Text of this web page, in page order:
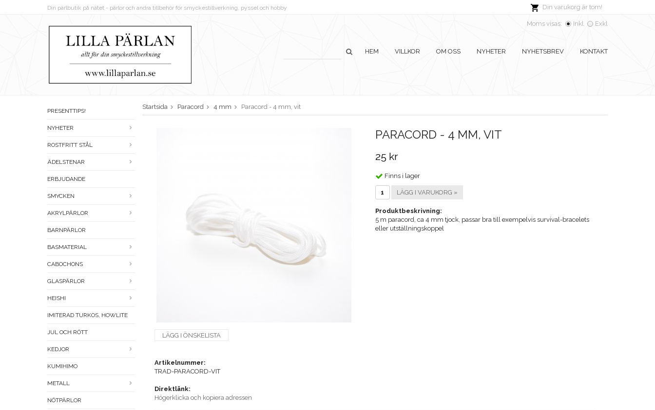
Din varukorg är tom!
Din pärlbutik på nätet - pärlor och andra tillbehör för smyckestillverkning, pyssel och hobby
Moms visas: Inkl Exkl
HEM VILLKOR OM OSS NYHETER NYHETSBREV KONTAKT
PRESENTTIPS!
NYHETER
ROSTFRITT STÅL
ÄDELSTENAR
ERBJUDANDE
SMYCKEN
AKRYLPÄRLOR
BARNPÄRLOR
BASMATERIAL
CABOCHONS
GLASPÄRLOR
HEISHI
IMITERAD TURKOS, HOWLITE
JUL OCH RÖTT
KEDJOR
KUMIHIMO
METALL
NÖTPÄRLOR
Startsida Paracord 4 mm Paracord - 4 mm, vit
PARACORD - 4 MM, VIT
25 kr
Finns i lager
LÄGG I VARUKORG »
Produktbeskrivning:
5 m paracord, ca 4 mm tjock, passar bra till exempelvis survival-bracelets
eller utställningskoppel
LÄGG I ÖNSKELISTA
Artikelnummer:
TRAD-PARACORD-VIT
Direktlänk:
Högerklicka och kopiera adressen